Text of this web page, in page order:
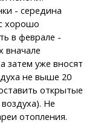
- середина
хорошо
в феврале -
вначале
затем уже вносят
не выше 20
открытые
Не
отопления.